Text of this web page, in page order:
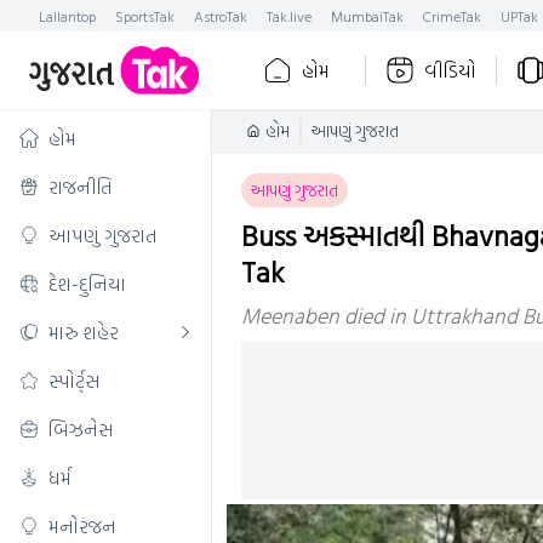
Lallantop SportsTak AstroTak Tak.live MumbaiTak CrimeTak UPTak
હોમ વીડિયો
હોમ
રાજનીતિ
આપણું ગુજરાત
દેશ-દુનિયા
મારું શહેર
સ્પોર્ટ્સ
બિઝનેસ
ધર્મ
મનોરંજન
હોમ આપણું ગુજરાત
આપણું ગુજરાત
Buss અકસ્માતથી
Tak
Meenaben died in Uttrakhand